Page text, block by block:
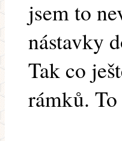
jsem to
nástavky
Tak co
rámků.